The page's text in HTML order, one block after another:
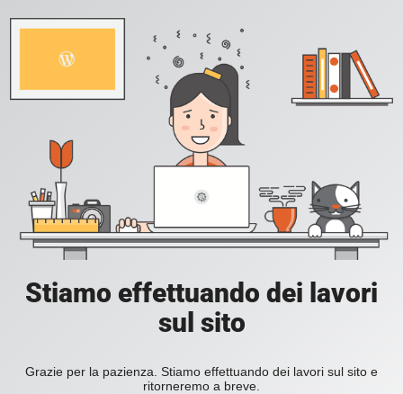
Stiamo effettuando dei lavori
sul sito
Grazie per la pazienza. Stiamo effettuando dei lavori sul sito e
ritorneremo a breve.